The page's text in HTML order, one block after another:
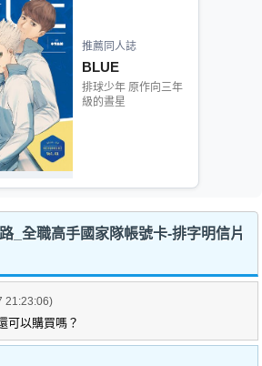
推薦同人誌
BLUE
排球少年 原作向三年
級的晝星
_全職高手國家隊帳號卡-排字明信片
21:23:06)
可以購買嗎？